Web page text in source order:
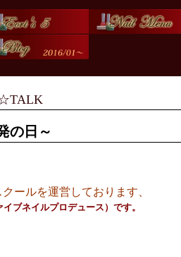
の日～
ールを運営しております、
ブネイルプロデュース）です。